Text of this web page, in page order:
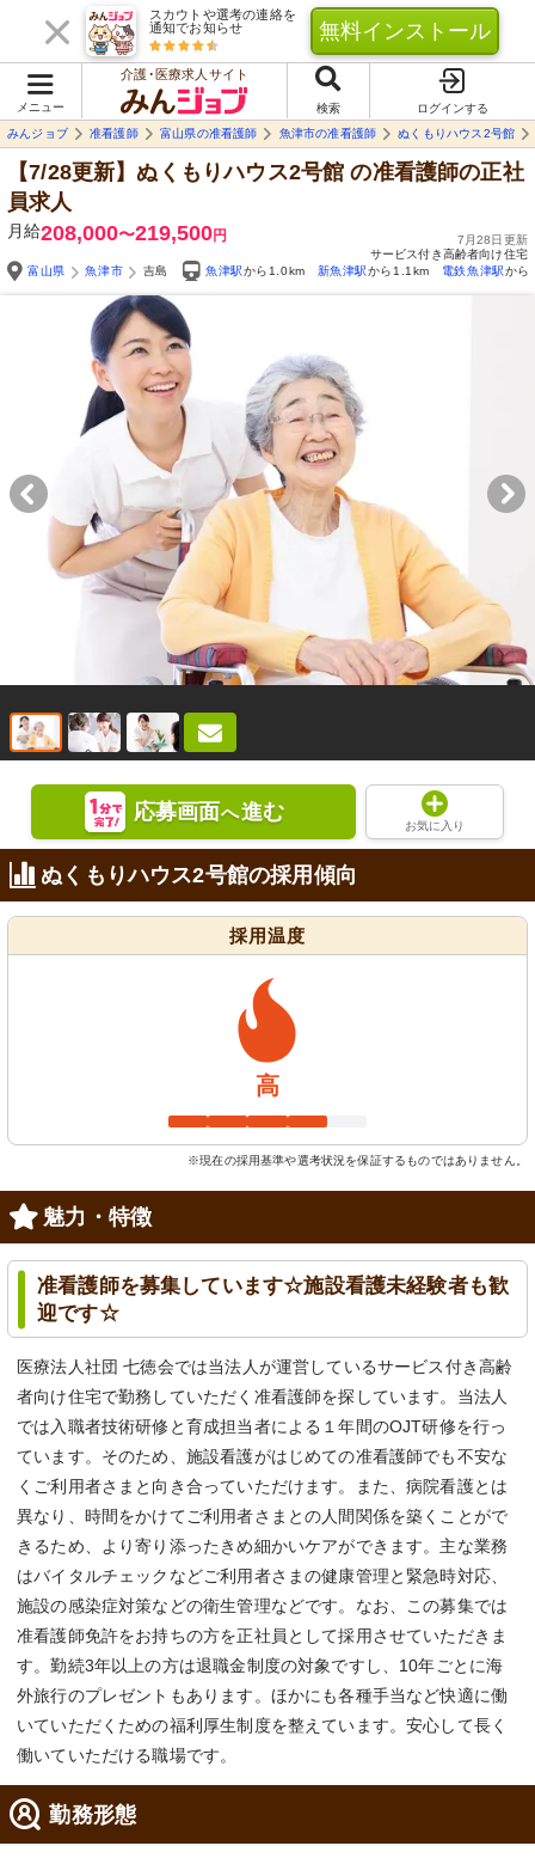
スカウトや選考の連絡を
通知でお知らせ
無料インストール
メニュー
介護･医療求人サイト
検索
ログインする
みんジョブ
准看護師 富山県の准看護師 魚津市の准看護師 ぬくもりハウス2号館
【7/28更新】ぬくもりハウス2号館 の准看護師の正社
員求人
月給208,000〜219,500円
7月28日更新
サービス付き高齢者向け住宅
富山県
魚津市 吉島 魚津駅から1.0km 新魚津駅から1.1km 電鉄魚津駅から
応募画面へ進む
お気に入り
ぬくもりハウス2号館の採用傾向
採用温度
高
※現在の採用基準や選考状況を保証するものではありません。
魅力・特徴
准看護師を募集しています☆施設看護未経験者も歓
迎です☆
医療法人社団 七徳会では当法人が運営しているサービス付き高齢
者向け住宅で勤務していただく准看護師を探しています。当法人
では入職者技術研修と育成担当者による１年間のOJT研修を行っ
ています。そのため、施設看護がはじめての准看護師でも不安な
くご利用者さまと向き合っていただけます。また、病院看護とは
異なり、時間をかけてご利用者さまとの人間関係を築くことがで
きるため、より寄り添ったきめ細かいケアができます。主な業務
はバイタルチェックなどご利用者さまの健康管理と緊急時対応、
施設の感染症対策などの衛生管理などです。なお、この募集では
准看護師免許をお持ちの方を正社員として採用させていただきま
す。勤続3年以上の方は退職金制度の対象ですし、10年ごとに海
外旅行のプレゼントもあります。ほかにも各種手当など快適に働
いていただくための福利厚生制度を整えています。安心して長く
働いていただける職場です。
勤務形態